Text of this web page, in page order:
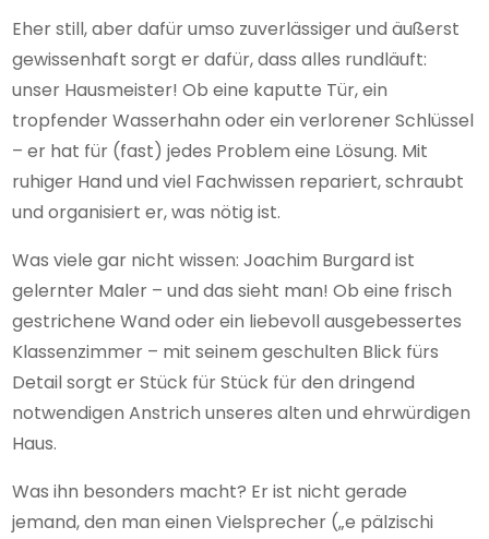
Eher still, aber dafür umso zuverlässiger und äußerst
gewissenhaft sorgt er dafür, dass alles rundläuft:
unser Hausmeister! Ob eine kaputte Tür, ein
tropfender Wasserhahn oder ein verlorener Schlüssel
– er hat für (fast) jedes Problem eine Lösung. Mit
ruhiger Hand und viel Fachwissen repariert, schraubt
und organisiert er, was nötig ist.
Was viele gar nicht wissen: Joachim Burgard ist
gelernter Maler – und das sieht man! Ob eine frisch
gestrichene Wand oder ein liebevoll ausgebessertes
Klassenzimmer – mit seinem geschulten Blick fürs
Detail sorgt er Stück für Stück für den dringend
notwendigen Anstrich unseres alten und ehrwürdigen
Haus.
Was ihn besonders macht? Er ist nicht gerade
jemand, den man einen Vielsprecher („e pälzischi